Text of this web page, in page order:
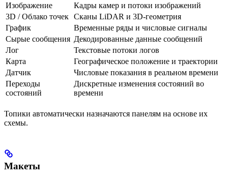
Изображение
Кадры камер и потоки изображений
3D / Облако точек Сканы LiDAR и 3D-геометрия
График
Временные ряды и числовые сигналы
Сырые сообщения Декодированные данные сообщений
Лог
Текстовые потоки логов
Карта
Географическое положение и траектории
Датчик
Числовые показания в реальном времени
Переходы
состояний
Дискретные изменения состояний во
времени
Топики автоматически назначаются панелям на основе их
схемы.
Макеты